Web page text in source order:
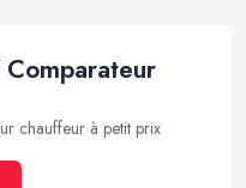
chauffeur à petit prix